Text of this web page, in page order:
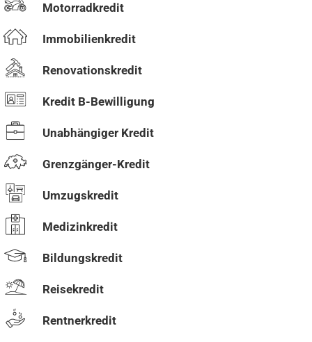
Motorradkredit
Immobilienkredit
Renovationskredit
Kredit B-Bewilligung
Unabhängiger Kredit
Grenzgänger-Kredit
Umzugskredit
Medizinkredit
Bildungskredit
Reisekredit
Rentnerkredit